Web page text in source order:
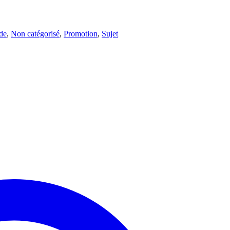
, Non catégorisé, Promotion, Sujet